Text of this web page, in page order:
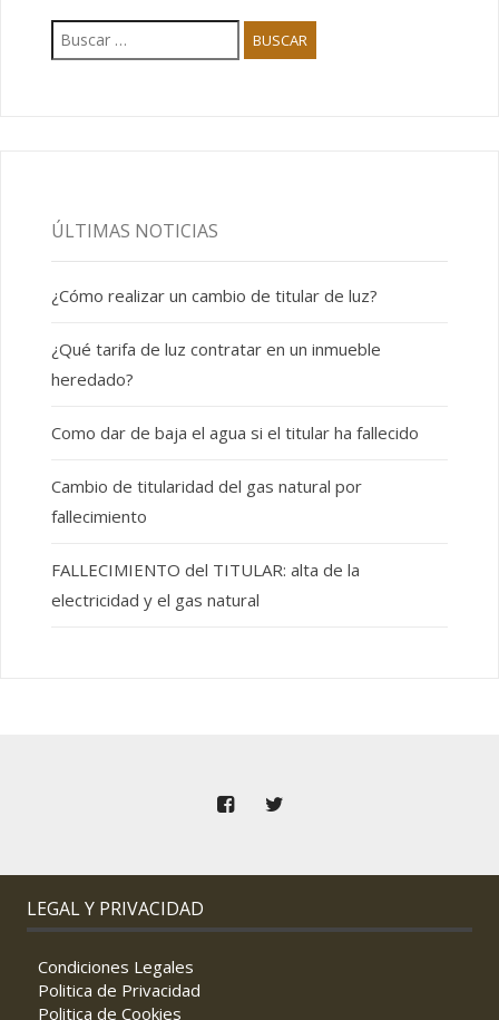
ÚLTIMAS NOTICIAS
¿Cómo realizar un cambio de titular de luz?
¿Qué tarifa de luz contratar en un inmueble
heredado?
Como dar de baja el agua si el titular ha fallecido
Cambio de titularidad del gas natural por
fallecimiento
FALLECIMIENTO del TITULAR: alta de la
electricidad y el gas natural
LEGAL Y PRIVACIDAD
Condiciones Legales
Politica de Privacidad
Politica de Cookies